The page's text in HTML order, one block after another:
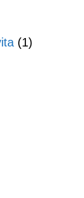
(1)